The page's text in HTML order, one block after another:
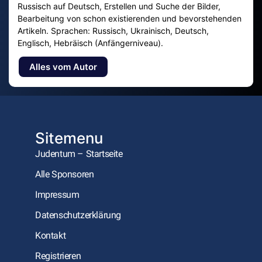
Russisch auf Deutsch, Erstellen und Suche der Bilder,
Bearbeitung von schon existierenden und bevorstehenden
Artikeln. Sprachen: Russisch, Ukrainisch, Deutsch,
Englisch, Hebräisch (Anfängerniveau).
Alles vom Autor
Sitemenu
Judentum – Startseite
Alle Sponsoren
Impressum
Datenschutzerklärung
Kontakt
Registrieren